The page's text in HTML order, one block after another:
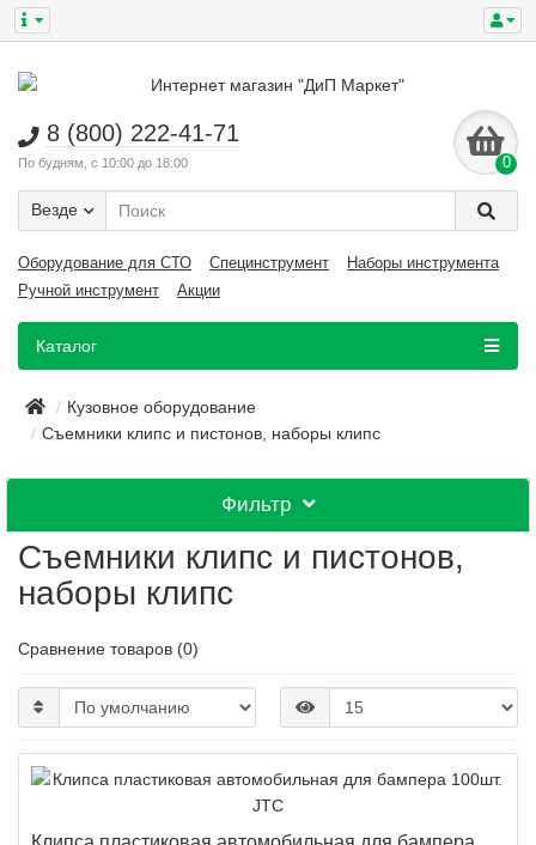
8 (800) 222-41-71
По будням, с 10:00 до 18:00 0
Везде
Оборудование для СТО Специнструмент
Наборы инструмента
Ручной инструмент
Акции
Каталог
Кузовное оборудование
Съемники клипс и пистонов, наборы клипс
Фильтр
Съемники клипс и пистонов,
наборы клипс
Сравнение товаров (0)